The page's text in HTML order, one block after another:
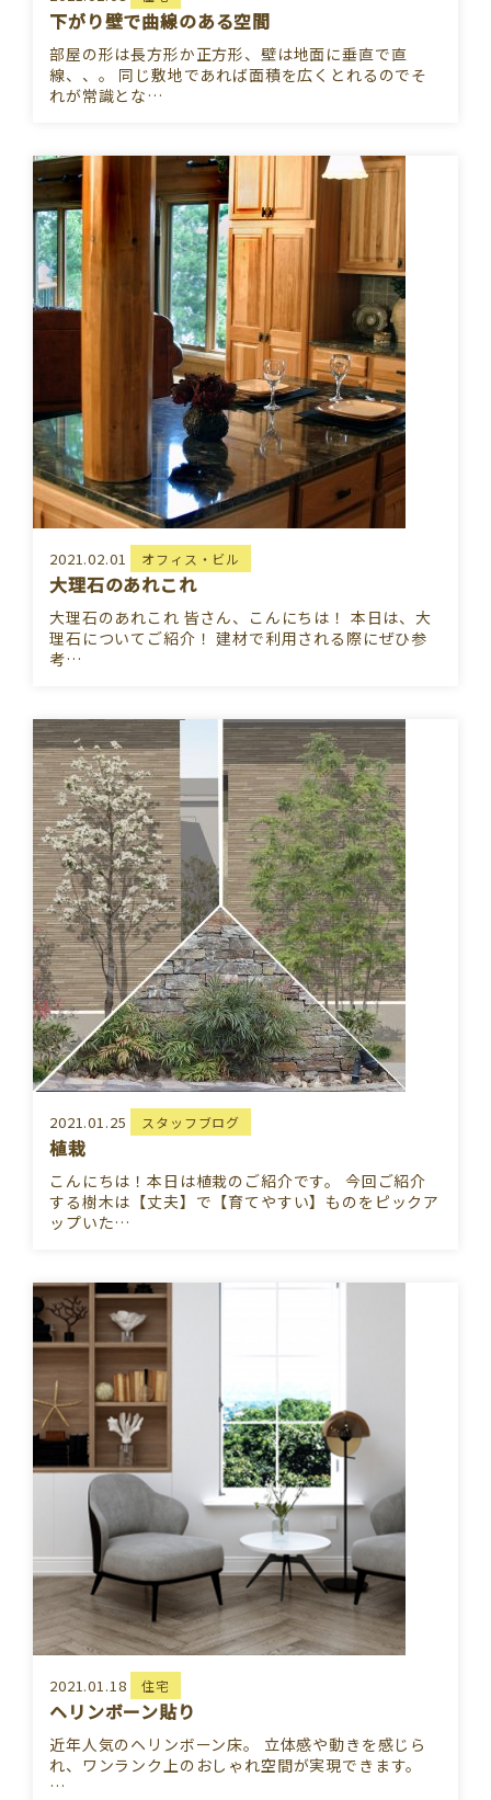
下がり壁で曲線のある空間
部屋の形は長方形か正方形、壁は地面に垂直で直
線、、。 同じ敷地であれば面積を広くとれるのでそ
れが常識とな…
2021.02.01 オフィス・ビル
大理石のあれこれ
大理石のあれこれ 皆さん、こんにちは！ 本日は、大
理石についてご紹介！ 建材で利用される際にぜひ参
考…
2021.01.25 スタッフブログ
植栽
こんにちは！本日は植栽のご紹介です。 今回ご紹介
する樹木は【丈夫】で【育てやすい】ものをピックア
ップいた…
2021.01.18 住宅
ヘリンボーン貼り
近年人気のヘリンボーン床。 立体感や動きを感じら
れ、ワンランク上のおしゃれ空間が実現できます。
…